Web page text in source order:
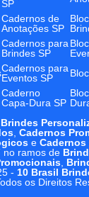
SP
Cadernos de
Anotações SP
Cadernos para
Brindes SP
Cadernos para
Eventos SP
Caderno
Capa-Dura SP
, Cadernos
e
no ramos de
,
- 10 Brasil
os Direitos